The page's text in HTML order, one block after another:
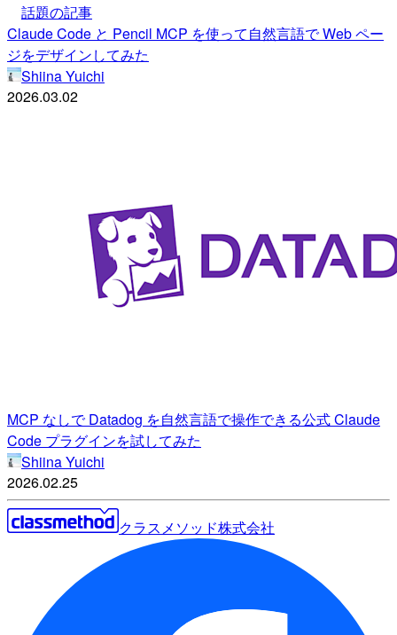
話題の記事
Claude Code と Pencil MCP を使って自然言語で Web ペー
ジをデザインしてみた
Shiina Yuichi
2026.03.02
MCP なしで Datadog を自然言語で操作できる公式 Claude
Code プラグインを試してみた
Shiina Yuichi
2026.02.25
クラスメソッド株式会社